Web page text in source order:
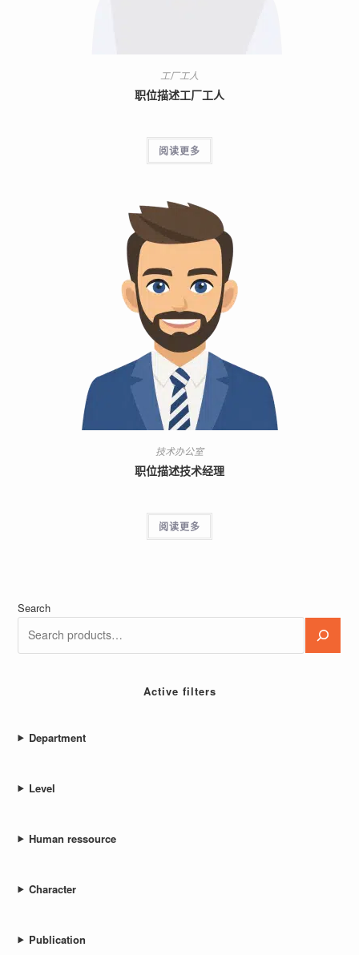
工厂工人
职位描述工厂工人
阅读更多
技术办公室
职位描述技术经理
阅读更多
Search
Active filters
Department
Level
Human ressource
Character
Publication